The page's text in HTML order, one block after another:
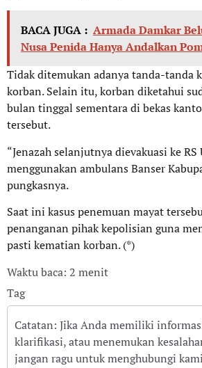
BACA JUGA : Armada Damkar
Nusa Penida Hanya Andalkan
Tidak ditemukan adanya tanda-tanda
korban. Selain itu, korban diketahui
bulan tinggal sementara di bekas
tersebut.
“Jenazah selanjutnya dievakuasi ke RS
menggunakan ambulans Banser
pungkasnya.
Saat ini kasus penemuan mayat
penanganan pihak kepolisian guna
pasti kematian korban. (*)
Waktu baca: 2 menit
Tag
Catatan: Jika Anda memiliki
klarifikasi, atau menemukan
jangan ragu untuk menghubungi